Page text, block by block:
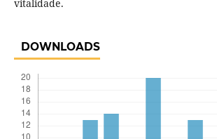
vitalidade.
DOWNLOADS